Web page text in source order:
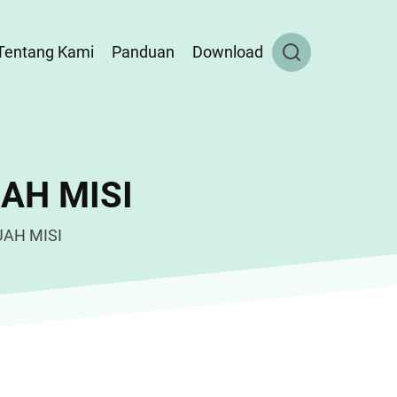
Kami Panduan Download
MISI
MISI